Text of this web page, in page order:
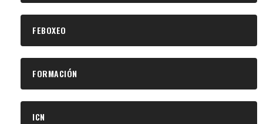
FEBOXEO
FORMACIÓN
ICN